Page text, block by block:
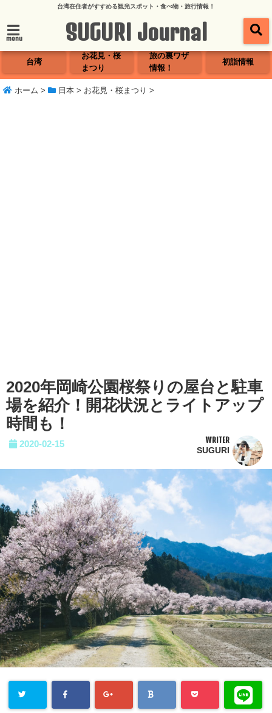
台湾在住者がすすめる観光スポット・食べ物・旅行情報！
menu SUGURI Journal
台湾
お花見・桜
まつり
旅の裏ワザ
情報！
初詣情報
ホーム > 日本 > お花見・桜まつり >
2020年岡崎公園桜祭りの屋台と駐車
場を紹介！開花状況とライトアップ
時間も！
2020-02-15 WRITER
SUGURI